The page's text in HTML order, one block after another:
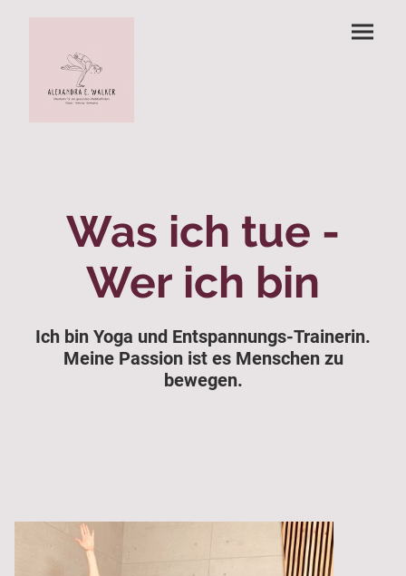
Was ich tue -
Wer ich bin
Ich bin Yoga und Entspannungs-Trainerin.
Meine Passion ist es Menschen zu
bewegen.